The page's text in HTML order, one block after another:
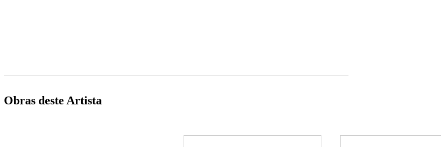
Obras deste Artista